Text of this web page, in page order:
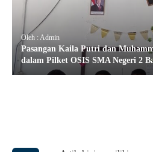
Oleh : Admin
Pasangan Kaila Putri dan
dalam Pilket OSIS SMA Negeri 2